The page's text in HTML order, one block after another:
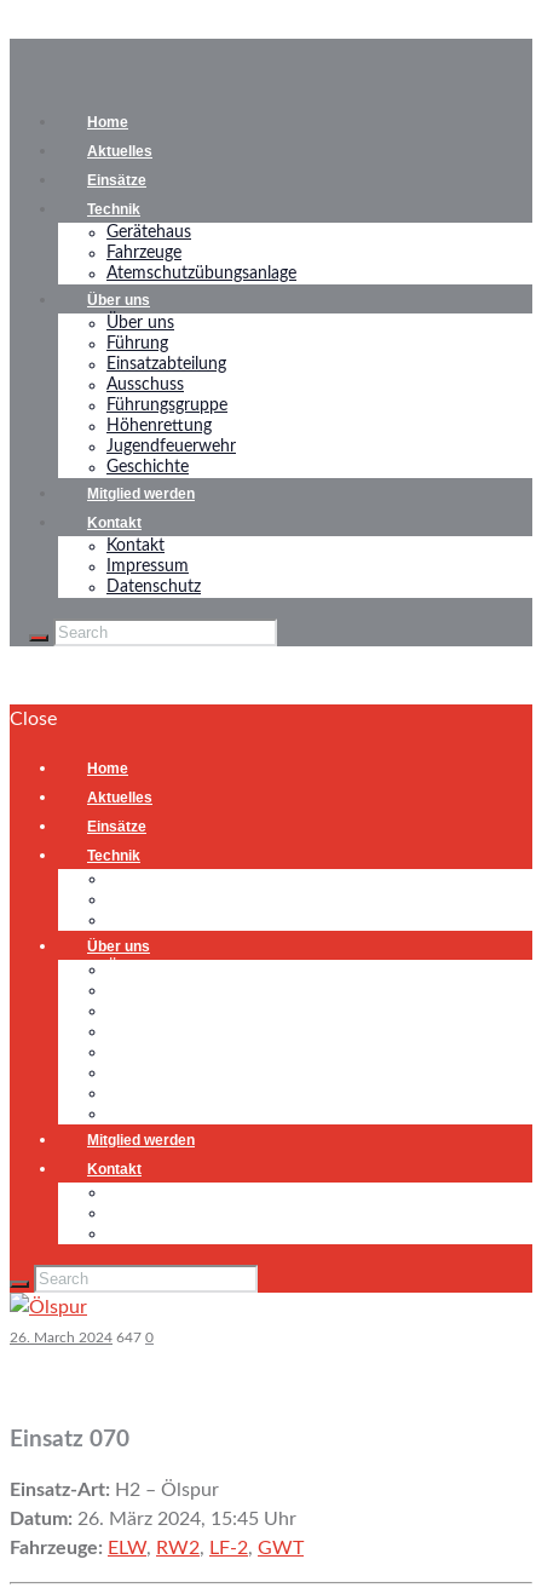
Home
Aktuelles
Einsätze
Technik
Gerätehaus
Fahrzeuge
Atemschutzübungsanlage
Über uns
Über uns
Führung
Einsatzabteilung
Ausschuss
Führungsgruppe
Höhenrettung
Jugendfeuerwehr
Geschichte
Mitglied werden
Kontakt
Kontakt
Impressum
Datenschutz
Close
Home
Aktuelles
Einsätze
Technik
Über uns
Mitglied werden
Kontakt
26. March 2024 647 0
Einsatz 070
Einsatz-Art: H2 – Ölspur
Datum: 26. März 2024, 15:45 Uhr
Fahrzeuge: ELW, RW2, LF-2, GWT